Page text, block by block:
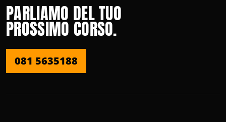
PARLIAMO DEL TUO
PROSSIMO CORSO.
081 5635188